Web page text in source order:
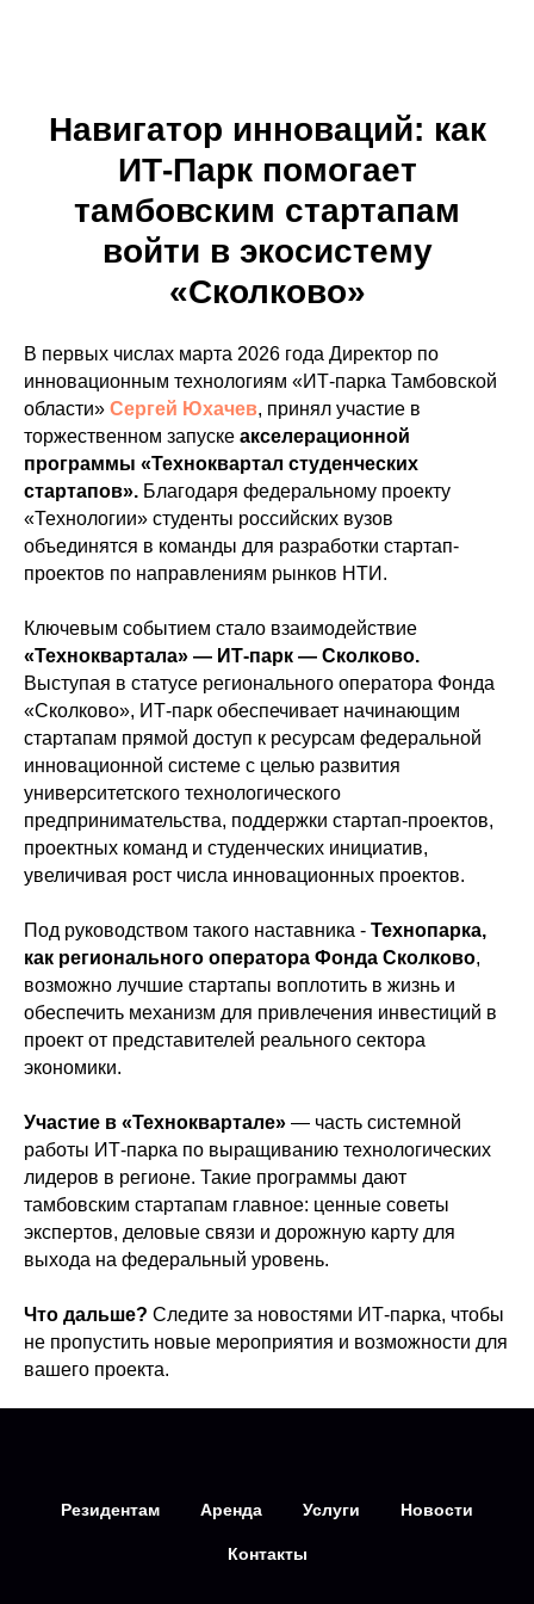
Навигатор инноваций: как
ИТ-Парк помогает
тамбовским стартапам
войти в экосистему
«Сколково»
В первых числах марта 2026 года Директор по
инновационным технологиям «ИТ-парка Тамбовской
области» Сергей Юхачев, принял участие в
торжественном запуске акселерационной
программы «Техноквартал студенческих
стартапов». Благодаря федеральному проекту
«Технологии» студенты российских вузов
объединятся в команды для разработки стартап-
проектов по направлениям рынков НТИ.
Ключевым событием стало взаимодействие
«Техноквартала» — ИТ-парк — Сколково.
Выступая в статусе регионального оператора Фонда
«Сколково», ИТ-парк обеспечивает начинающим
стартапам прямой доступ к ресурсам федеральной
инновационной системе с целью развития
университетского технологического
предпринимательства, поддержки стартап-проектов,
проектных команд и студенческих инициатив,
увеличивая рост числа инновационных проектов.
Под руководством такого наставника - Технопарка,
как регионального оператора Фонда Сколково,
возможно лучшие стартапы воплотить в жизнь и
обеспечить механизм для привлечения инвестиций в
проект от представителей реального сектора
экономики.
Участие в «Техноквартале» — часть системной
работы ИТ-парка по выращиванию технологических
лидеров в регионе. Такие программы дают
тамбовским стартапам главное: ценные советы
экспертов, деловые связи и дорожную карту для
выхода на федеральный уровень.
Что дальше? Следите за новостями ИТ-парка, чтобы
не пропустить новые мероприятия и возможности для
вашего проекта.
Резидентам Аренда Услуги Новости
Контакты